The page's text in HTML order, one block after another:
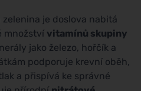
je doslova nabitá
množství vitamínů skupiny
jako železo, hořčík a
podporuje krevní oběh,
a přispívá ke správné